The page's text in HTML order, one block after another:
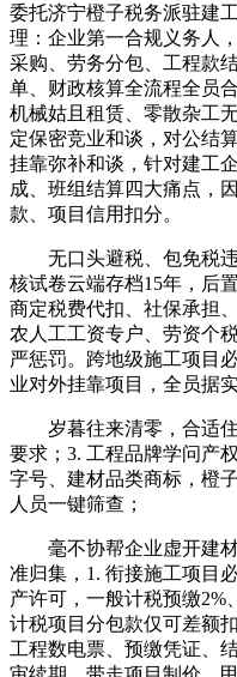
委托济宁橙子税务派驻建
理：企业第一合规义务人
采购、劳务分包、工程款
单、财政核算全流程全员
机械姑且租赁、零散杂工
定保密竞业和谈，对公结
挂靠弥补和谈，针对建工
成、班组结算四大痛点，
款、项目信用扣分。
无口头避税、包免税违
核试卷云端存档15年，后
商定税费代扣、社保承担
农人工工资专户、劳资个
严惩罚。跨地级施工项目
业对外挂靠项目，全员据
岁暮往来清零，合适住
要求；3. 工程品牌学问产
字号、建材品类商标，橙
人员一键筛查；
毫不协帮企业虚开建材
准归集，1. 衔接施工项目
产许可，一般计税预缴2%
计税项目分包款仅可差额
工程数电票、预缴凭证、